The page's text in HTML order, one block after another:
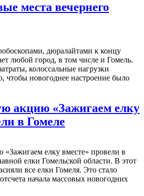
места вечернего
дюралайтами к концу
любой город, в том числе и Гомель.
колоссальные нагрузки
чтобы новогоднее настроение было
акцию «Зажигаем елку
в Гомеле
елку вместе» провели в
елки Гомельской области. В этот
все елки Гомеля. Это стало
начала массовых новогодних